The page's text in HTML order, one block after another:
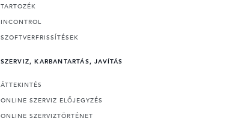
TARTOZÉK
INCONTROL
SZOFTVERFRISSÍTÉSEK
SZERVIZ, KARBANTARTÁS, JAVÍTÁS
ÁTTEKINTÉS
ONLINE SZERVIZ ELŐJEGYZÉS
ONLINE SZERVIZTÖRTÉNET